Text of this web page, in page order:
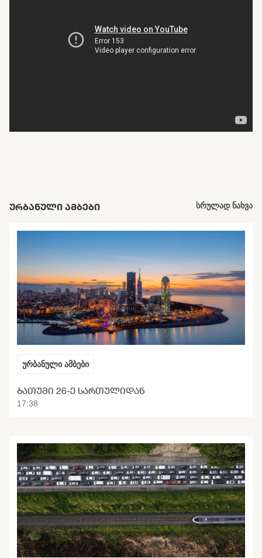
ᲣᲠᲑᲐᲜᲣᲚᲘ ᲐᲛᲑᲔᲑᲘ სრულად ნახვა
ურბანული ამბები
ᲑᲐᲗᲣᲛᲘ 26-Ე ᲡᲐᲠᲗᲣᲚᲘᲓᲐᲜ
17:38